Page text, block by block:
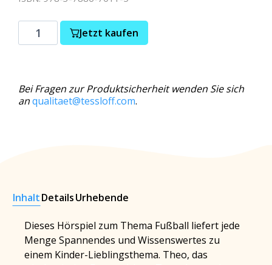
Jetzt kaufen
Bei Fragen zur Produktsicherheit wenden Sie sich
anqualitaet@tessloff.com.
InhaltDetailsUrhebende
Dieses Hörspiel zum Thema Fußball liefert jede
Menge Spannendes und Wissenswertes zu
einem Kinder-Lieblingsthema. Theo, das